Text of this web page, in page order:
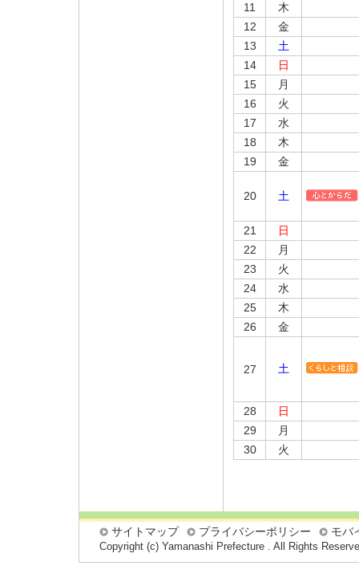
11
木
12
金
13
土
14
日
15
月
16
火
17
水
18
木
19
金
20 土
21
日
22
月
23
火
24
水
25
木
26
金
27 土
28
日
29
月
30
火
サイトマップ プライバシーポリシー モバ
Copyright (c) Yamanashi Prefecture . All Rights